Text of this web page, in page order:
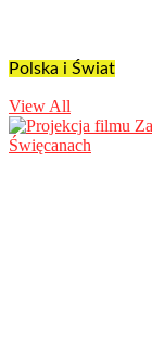
Polska i Świat
View All